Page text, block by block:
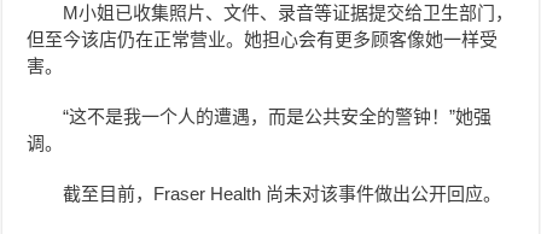
M小姐已收集照片、文件、录音等证据提交给卫生部门，
但至今该店仍在正常营业。她担心会有更多顾客像她一样受
害。
“这不是我一个人的遭遇，而是公共安全的警钟！”她强
调。
截至目前，Fraser Health 尚未对该事件做出公开回应。